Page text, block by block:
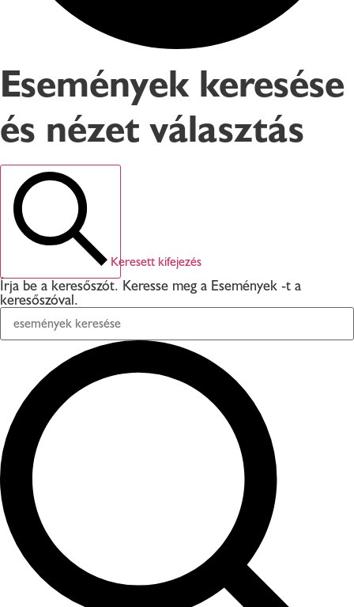
Események keresése
és nézet választás
Keresett kifejezés
Írja be a keresőszót. Keresse meg a Események -t a
keresőszóval.